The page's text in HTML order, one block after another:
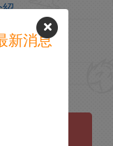
紹
新消息